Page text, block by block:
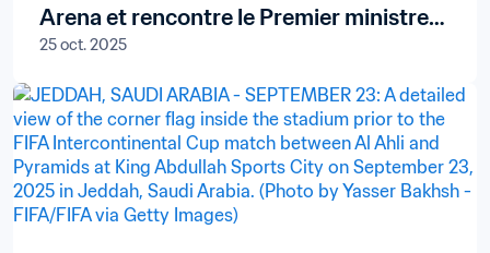
Arena et rencontre le Premier ministre
de la Malaisie
25 oct. 2025